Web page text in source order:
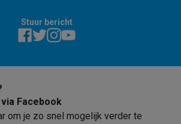
Stuur bericht
Facebook
om je zo snel mogelijk verder te